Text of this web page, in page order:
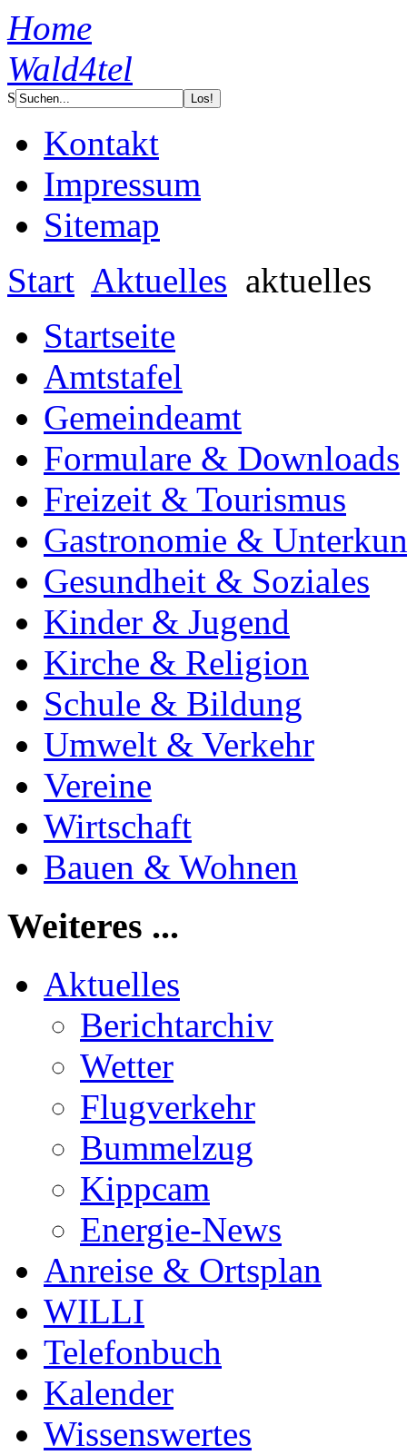
Home
Wald4tel
S
Kontakt
Impressum
Sitemap
Start Aktuelles aktuelles
Startseite
Amtstafel
Gemeindeamt
Formulare & Downloads
Freizeit & Tourismus
Gastronomie &
Gesundheit & Soziales
Kinder & Jugend
Kirche & Religion
Schule & Bildung
Umwelt & Verkehr
Vereine
Wirtschaft
Bauen & Wohnen
Weiteres ...
Aktuelles
Berichtarchiv
Wetter
Flugverkehr
Bummelzug
Kippcam
Energie-News
Anreise & Ortsplan
WILLI
Telefonbuch
Kalender
Wissenswertes